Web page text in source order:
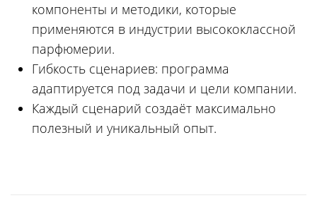
компоненты и методики, которые
применяются в индустрии высококлассной
парфюмерии.
Гибкость сценариев: программа
адаптируется под задачи и цели компании.
Каждый сценарий создаёт максимально
полезный и уникальный опыт.